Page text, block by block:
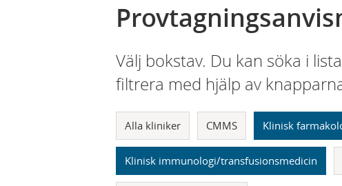
Välj bokstav. Du kan söka i
filtrera med hjälp av
Alla kliniker CMMS Klinisk
Klinisk immunologi/transfusionsmedicin